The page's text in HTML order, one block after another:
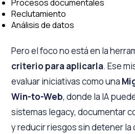
Procesos documentales
Reclutamiento
Análisis de datos
Pero el foco no está en la
criterio para aplicarla. Ese
evaluar iniciativas como una
Win-to-Web, donde la IA
sistemas legacy, documentar
y reducir riesgos sin detener la